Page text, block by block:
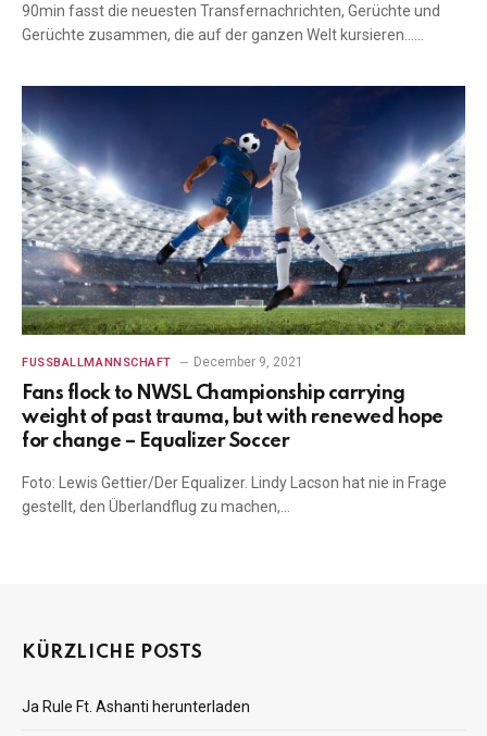
90min fasst die neuesten Transfernachrichten, Gerüchte und
Gerüchte zusammen, die auf der ganzen Welt kursieren……
FUSSBALLMANNSCHAFT December 9, 2021
Fans flock to NWSL Championship carrying
weight of past trauma, but with renewed hope
for change – Equalizer Soccer
Foto: Lewis Gettier/Der Equalizer. Lindy Lacson hat nie in Frage
gestellt, den Überlandflug zu machen,…
KÜRZLICHE POSTS
Ja Rule Ft. Ashanti herunterladen